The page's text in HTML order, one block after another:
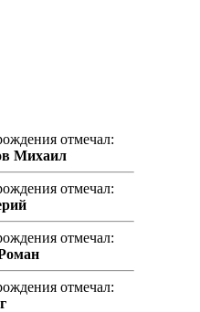
отмечал:
Михаил
отмечал:
отмечал:
отмечал: